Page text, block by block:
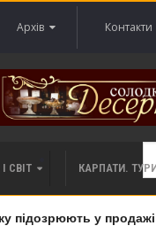
Архів Контакти
СВІТ КАРПАТИ.
у продажі